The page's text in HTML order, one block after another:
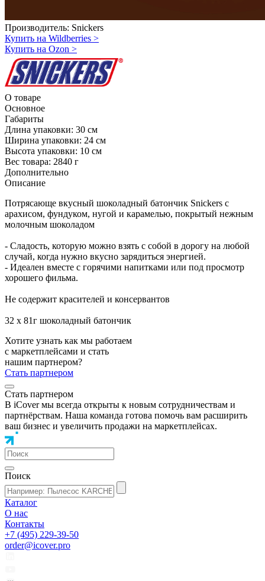
Производитель: Snickers
Купить на Wildberries >
Купить на Ozon >
О товаре
Основное
Габариты
Длина упаковки: 30 см
Ширина упаковки: 24 см
Высота упаковки: 10 см
Вес товара: 2840 г
Дополнительно
Описание
Потрясающе вкусный шоколадный батончик Snickers с
арахисом, фундуком, нугой и карамелью, покрытый нежным
молочным шоколадом
- Сладость, которую можно взять с собой в дорогу на любой
случай, когда нужно вкусно зарядиться энергией.
- Идеален вместе с горячими напитками или под просмотр
хорошего фильма.
Не содержит красителей и консервантов
32 х 81г шоколадный батончик
Хотите узнать как мы работаем
с маркетплейсами и стать
нашим партнером?
Стать партнером
Стать партнером
В iCover мы всегда открыты к новым сотрудничествам и
партнёрствам. Наша команда готова помочь вам расширить
ваш бизнес и увеличить продажи на маркетплейсах.
Поиск
Каталог
О нас
Контакты
+7 (495) 229-39-50
order@icover.pro